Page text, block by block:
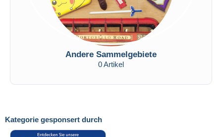
Kategorie gesponsert durch
Andere Sammelgebiete
0 Artikel